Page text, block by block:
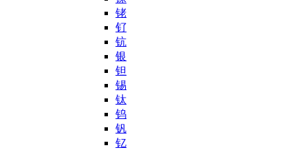
铑
钌
钪
银
钽
锡
钛
钨
钒
钇